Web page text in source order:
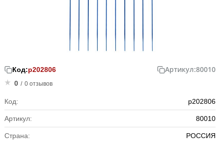
Код:р202806 Артикул:80010
0 / 0 отзывов
Код: р202806
Артикул: 80010
Страна: РОССИЯ